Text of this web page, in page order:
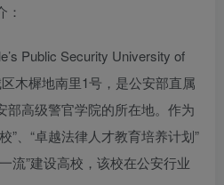
Public Security University of
木樨地南里1号，是公安部直属
部高级警官学院的所在地。作为
”、“卓越法律人才教育培养计划”
流”建设高校，该校在公安行业